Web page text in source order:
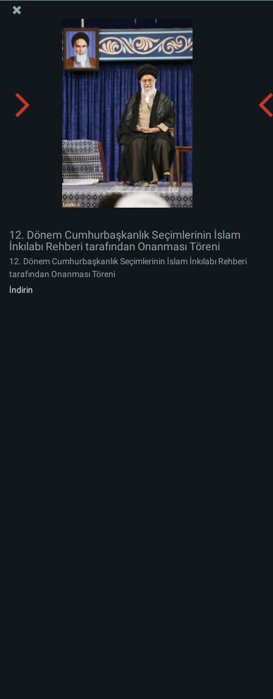
İslam İnkılabı Rehberi Bürosu Resmi Sitesi
12. Dönem Cumhurbaşkanlık Seçimlerinin İslam
İnkılabı Rehberi tarafından Onanması Töreni
12. Dönem Cumhurbaşkanlık Seçimlerinin İslam
İnkılabı Rehberi tarafından Onanması Töreni
12. Dönem Cumhurbaşkanlık Seçimlerinin İslam İnkılabı Rehberi
tarafından Onanması Töreni
İndirin